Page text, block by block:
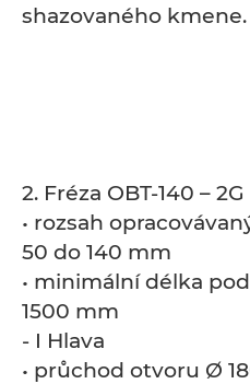
shazovaného kmene.
2. Fréza OBT-140 – 2G
• rozsah
50 do 140 mm
• minimální délka
1500 mm
- I Hlava
• průchod otvoru Ø